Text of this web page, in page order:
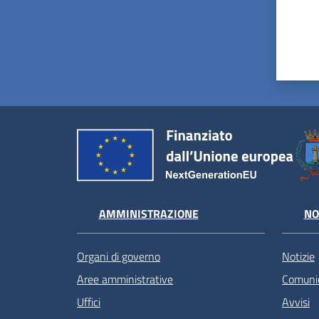
AMMINISTRAZIONE
Organi di governo
Aree amministrative
Uffici
Notizie
Avvisi